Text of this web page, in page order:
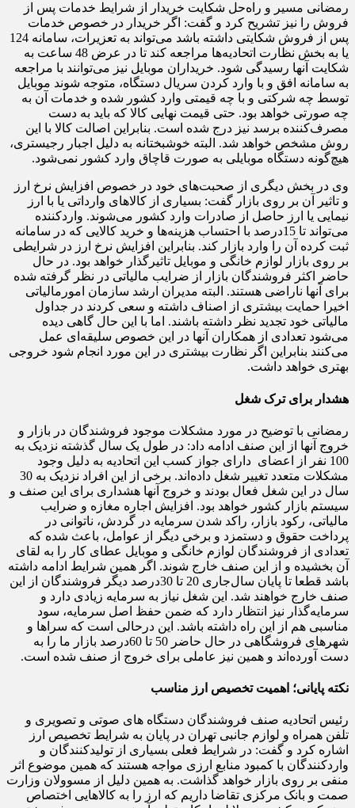
رمضانی مسیر و راه‌حل شکایت خریدار از شرایط خدمات پس از
فروش را نیز تشریح کرد و گفت: اگر خریدار در خصوص خدمات
پس از فروش شکایتی داشته باشد می‌تواند به تعزیرات، سامانه 124
یا به بخش نظارت اتحادیه‌ها مراجعه کند تا در عرض 48 ساعت به
شکایت آنها رسیدگی شود. خریداران موبایل نیز می‌توانند با مراجعه
به سامانه افق و با وارد کردن سریال دستگاه، متوجه شوند موبایل
توسط چه شرکتی و با چه قیمتی وارد کشور شده و خدمات آن به
چه صورتی خواهد بود. حتی قیمت نهایی کالا که باید به دست
مصرف‌کننده برسد نیز درج شده است. بنابراین اصالت کالا با این
روش مشخص خواهد شد. البته خوشبختانه به دلیل اجبار رجیستری،
هیچ‌گونه دستگاه موبایلی به صورت قاچاق وارد کشور نمی‌شود.
وی در بخش دیگری از صحبت‌های خود در خصوص افزایش نرخ ارز
و تاثیر آن بر روی بازار گفت: بسیاری از کالاهای وارداتی یا با ارز
نیمایی یا ارز حاصل از صادرات وارد کشور می‌شوند. واردکننده
می‌تواند تا 15‌درصد با احتساب هزینه‌ها و خرید کالایی که در سامانه
ثبت کرده آن را وارد بازار کند. بنابراین افزایش نرخ ارز در شرایطی
بر روی بازار لوازم خانگی و موبایل تاثیر‌گذار خواهد بود. در حال
حاضر اکثر فروشندگان بازار از ضرایب مالیاتی در نظر گرفته شده
برای آنها ناراضی هستند. البته مدیران ارشد سازمان امورمالیاتی
اخیرا حمایت بیشتری از اصناف داشته و سعی کردند در جداول
مالیاتی خود تجدید نظر داشته باشند. اما با این حال گاهی دیده
می‌شود تعدادی از همکاران آنها در این خصوص سلیقه‌ای عمل
می‌کنند بنابراین اگر نظارت بیشتری در این مورد انجام شود خروجی
بهتری خواهد داشت.
هشدار برای ترک شغل
رمضانی با توضیح در مورد مشکلات موجود فروشندگان در بازار و
خروج آنها از این صنف ادامه داد: در طول یک سال گذشته نزدیک به
100 نفر از اعضای دارای جواز کسب این اتحادیه به دلیل وجود
مشکلات متعدد تغییر شغل داده‌اند. برخی از این افراد نزدیک به 30
سال در این شغل فعال بودند و خروج آنها هشداری برای این صنف و
سیستم بازار کشور خواهد بود. افزایش اجاره مغازه و ضرایب
مالیاتی، رکود بازار، راکد شدن سرمایه در گردش، ناتوانی در
پرداخت حقوق و دستمزد و برخی دیگر از عوامل، باعث شده که
تعدادی از فروشندگان لوازم خانگی و موبایل عطای کار را به لقای
آن بخشیده و از این صنف خارج شوند. اگر همین شرایط ادامه داشته
باشد قطعا تا پایان سال‌جاری 20 تا 30‌درصد دیگر فروشندگان از این
صنف خارج خواهند شد. این شغل نیاز به سرمایه زیادی دارد و
سرمایه‌گذار نیز انتظار دارد که ضمن حفظ اصل سرمایه، سود
مناسبی هم از این راه داشته باشد. این درحالی است که سراها و
شهرهای فروشگاهی در حال حاضر 50 تا 60‌درصد بازار ما را به
دست آورده‌اند و همین نیز عاملی برای خروج از صنف شده است.
نکته پایانی؛ اهمیت تخصیص ارز مناسب
رئیس اتحادیه صنف فروشندگان دستگاه های صوتی و تصویری و
تلفن همراه و لوازم جانبی تهران در پایان به شرایط تخصیص ارز
اشاره کرد و گفت: در شرایط فعلی بسیاری از تولیدکنندگان و
واردکنندگان با کمبود منابع ارزی مواجه هستند که همین موضوع اثر
منفی بر روی بازار خواهد گذاشت. به همین دلیل از مسوولان وزارت
صمت و بانک مرکزی تقاضا داریم که ارز را به کالاهایی اختصاص